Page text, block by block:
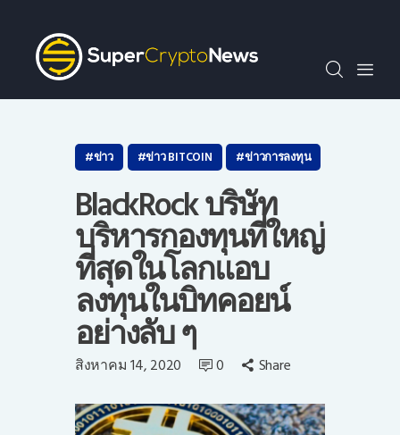
SCN30index
ข่าว
ถาม-ตอบ
ความรู้เบื้องต้น
ข่าวประชาสัมพันธ์
ไทย
ข่าว ข่าว BITCOIN ข่าวการลงทุน
BlackRock บริษัท
บริหารกองทุนที่ใหญ่
ที่สุดในโลกแอบ
ลงทุนในบิทคอยน์
อย่างลับ ๆ
สิงหาคม 14, 2020 0 Share